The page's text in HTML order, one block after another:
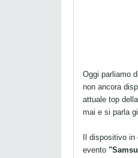
Oggi parliamo
non ancora
attuale top
mai e si parla
Il dispositivo
evento